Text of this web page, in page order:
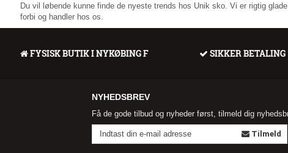
Du vil løbende kunne finde de nyeste trends hos Unik sko. Vi er rigtig
forbi og handler hos os.
FYSISK BUTIK I NYKØBING F SIKKER BETALING
NYHEDSBREV
Få de gode tilbud og nyheder først, tilmeld dig
Tilmeld